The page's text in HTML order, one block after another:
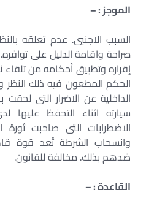
الموجز : –
السبب الاجنبى. عدم تعلقه
صراحة واقامة الدليل على
الحكم المطعون فيه ذلك
الداخلية عن الاضرار التى
سيارته اثناء التحفظ عليها
الاضطرابات التى صاحبت
وانسحاب الشرطة تُعد قوة
ضدهم بذلك. مخالفة للقانون.
القاعدة : –